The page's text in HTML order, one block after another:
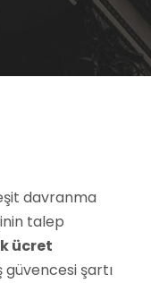
davranma
talep
ücret
şartı